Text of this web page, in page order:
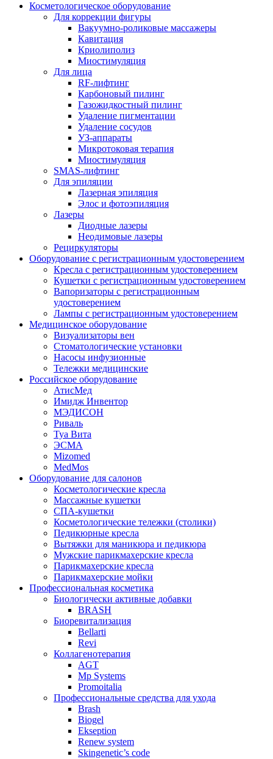
Косметологическое оборудование
Для коррекции фигуры
Вакуумно-роликовые массажеры
Кавитация
Криолиполиз
Миостимуляция
Для лица
RF-лифтинг
Карбоновый пилинг
Газожидкостный пилинг
Удаление пигментации
Удаление сосудов
УЗ-аппараты
Микротоковая терапия
Миостимуляция
SMAS-лифтинг
Для эпиляции
Лазерная эпиляция
Элос и фотоэпиляция
Лазеры
Диодные лазеры
Неодимовые лазеры
Рециркуляторы
Оборудование с регистрационным удостоверением
Кресла с регистрационным удостоверением
Кушетки с регистрационным удостоверением
Вапоризаторы с регистрационным
удостоверением
Лампы с регистрационным удостоверением
Медицинское оборудование
Визуализаторы вен
Стоматологические установки
Насосы инфузионные
Тележки медицинские
Российское оборудование
АтисМед
Имидж Инвентор
МЭДИСОН
Риваль
Туа Вита
ЭСМА
Mizomed
MedMos
Оборудование для салонов
Косметологические кресла
Массажные кушетки
СПА-кушетки
Косметологические тележки (столики)
Педикюрные кресла
Вытяжки для маникюра и педикюра
Мужские парикмахерские кресла
Парикмахерские кресла
Парикмахерские мойки
Профессиональная косметика
Биологически активные добавки
BRASH
Биоревитализация
Bellarti
Revi
Коллагенотерапия
AGT
Mp Systems
Promoitalia
Профессиональные средства для ухода
Brash
Biogel
Ekseption
Renew system
Skingenetic’s code